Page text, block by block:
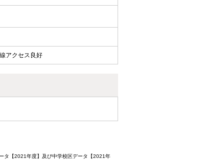
アクセス良好
タ【2021年度】及び中学校区データ【2021年